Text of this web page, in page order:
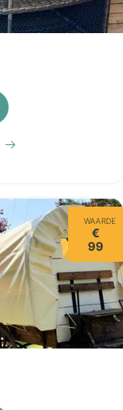
WAARDE
€
99